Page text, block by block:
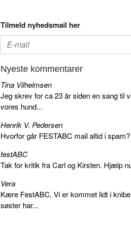
Tilmeld nyhedsmail her
Nyeste kommentarer
Tina Vilhelmsen
Jeg skrev for ca 23 år siden en sang til
vores hund...
Henrik V. Pedersen
Hvorfor går FESTABC mail altid i
festABC
Tak for kritik fra Carl og Kirsten. Hjælp
Vera
Kære FestABC, Vi er kommet lidt i
søster har...